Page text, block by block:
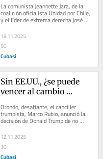
La comunista Jeannette Jara, de la
coalición oficialista Unidad por Chile,
y el líder de extrema derecha José
Antonio Kast, fueron los candidatos...
18.11.2025
50
Cubasí
Sin EE.UU., ¿se puede
vencer al cambio
Orondo, desafiante, el canciller
trumpista, Marco Rubio, anunció la
decisión de Donald Trump de no
asistir a la Cumbre del Clima de
Naciones Unidas...
12.11.2025
30